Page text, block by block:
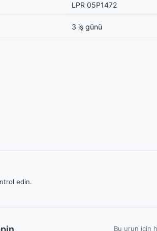
LPR 05P1472
3 iş günü
edin.
Bu urun icin